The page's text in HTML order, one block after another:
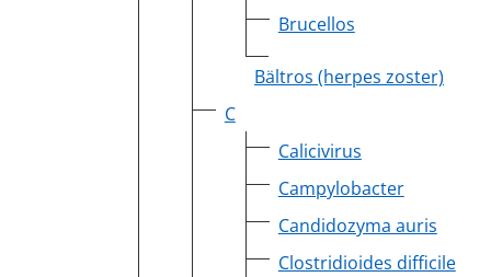
Brucellos
Bältros (herpes zoster)
C
Calicivirus
Campylobacter
Candidozyma auris
Clostridioides difficile